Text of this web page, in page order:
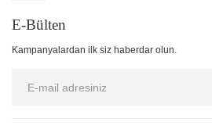
E-Bülten
Kampanyalardan ilk siz haberdar olun.